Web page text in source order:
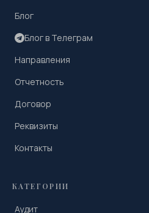
Блог
Блог в Телеграм
Направления
Отчетность
Договор
Реквизиты
Контакты
КАТЕГОРИИ
Аудит